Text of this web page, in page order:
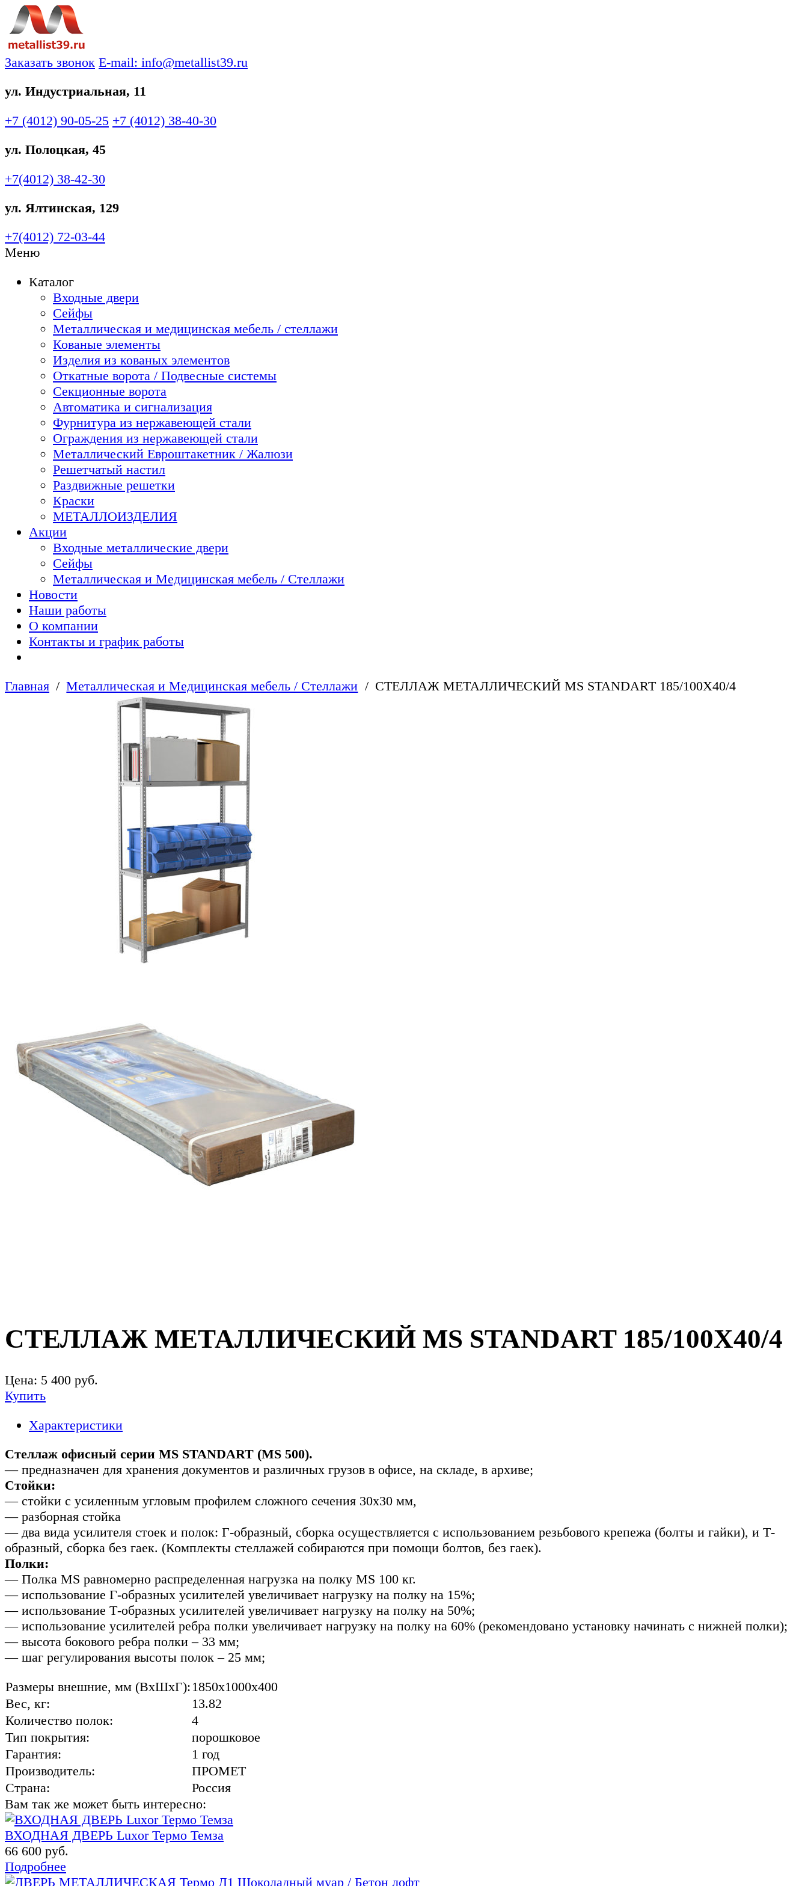
Заказать звонок E-mail: info@metallist39.ru
ул. Индустриальная, 11
+7 (4012) 90-05-25 +7 (4012) 38-40-30
ул. Полоцкая, 45
+7(4012) 38-42-30
ул. Ялтинская, 129
+7(4012) 72-03-44
Меню
Каталог
Входные двери
Сейфы
Металлическая и медицинская мебель / стеллажи
Кованые элементы
Изделия из кованых элементов
Откатные ворота / Подвесные системы
Секционные ворота
Автоматика и сигнализация
Фурнитура из нержавеющей стали
Ограждения из нержавеющей стали
Металлический Евроштакетник / Жалюзи
Решетчатый настил
Раздвижные решетки
Краски
МЕТАЛЛОИЗДЕЛИЯ
Акции
Входные металлические двери
Сейфы
Металлическая и Медицинская мебель / Стеллажи
Новости
Наши работы
О компании
Контакты и график работы
Главная Металлическая и Медицинская мебель / Стеллажи СТЕЛЛАЖ МЕТАЛЛИЧЕСКИЙ MS STANDART 185/100X40/4
СТЕЛЛАЖ МЕТАЛЛИЧЕСКИЙ MS STANDART 185/100X40/4
Цена: 5 400 руб.
Купить
Характеристики
Стеллаж офисный серии MS STANDART (MS 500).
— предназначен для хранения документов и различных грузов в офисе, на складе, в архиве;
Стойки:
— стойки с усиленным угловым профилем сложного сечения 30х30 мм,
— разборная стойка
— два вида усилителя стоек и полок: Г-образный, сборка осуществляется с использованием резьбового крепежа (болты и гайки), и Т-
образный, сборка без гаек. (Комплекты стеллажей собираются при помощи болтов, без гаек).
Полки:
— Полка MS равномерно распределенная нагрузка на полку MS 100 кг.
— использование Г-образных усилителей увеличивает нагрузку на полку на 15%;
— использование Т-образных усилителей увеличивает нагрузку на полку на 50%;
— использование усилителей ребра полки увеличивает нагрузку на полку на 60% (рекомендовано установку начинать с нижней полки);
— высота бокового ребра полки – 33 мм;
— шаг регулирования высоты полок – 25 мм;
Размеры внешние, мм (ВхШхГ): 1850x1000x400
Вес, кг:
13.82
Количество полок:
4
Тип покрытия:
порошковое
Гарантия:
1 год
Производитель:
ПРОМЕТ
Страна:
Россия
Вам так же может быть интересно:
ВХОДНАЯ ДВЕРЬ Luxor Термо Темза
66 600 руб.
Подробнее